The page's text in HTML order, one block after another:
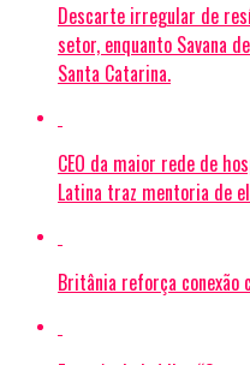
Descarte irregular de
setor, enquanto Savana
Santa Catarina.
CEO da maior rede de
Latina traz mentoria de
Britânia reforça conexão